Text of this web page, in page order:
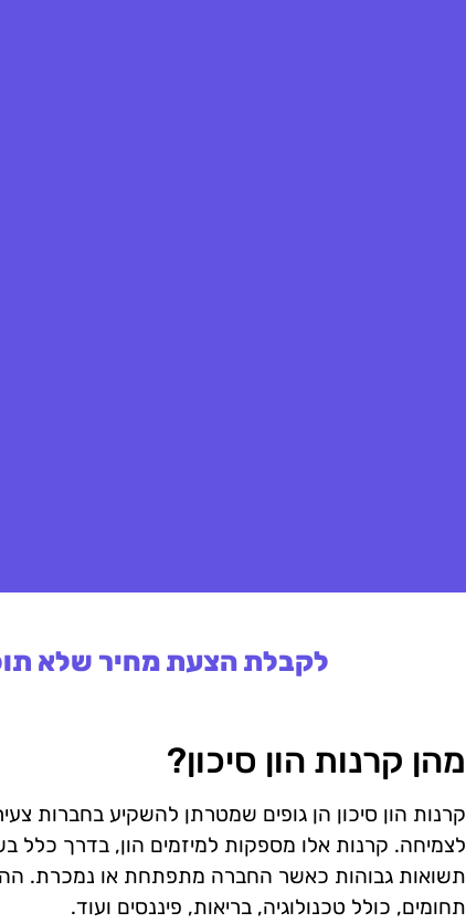
לקבלת הצעת מחיר שלא
מהן קרנות הון סיכון?
קרנות הון סיכון הן גופים שמטרתן להשקיע בחברות
לצמיחה. קרנות אלו מספקות למיזמים הון, בדרך כלל
תשואות גבוהות כאשר החברה מתפתחת או נמכרת.
תחומים, כולל טכנולוגיה, בריאות, פיננסים ועוד.